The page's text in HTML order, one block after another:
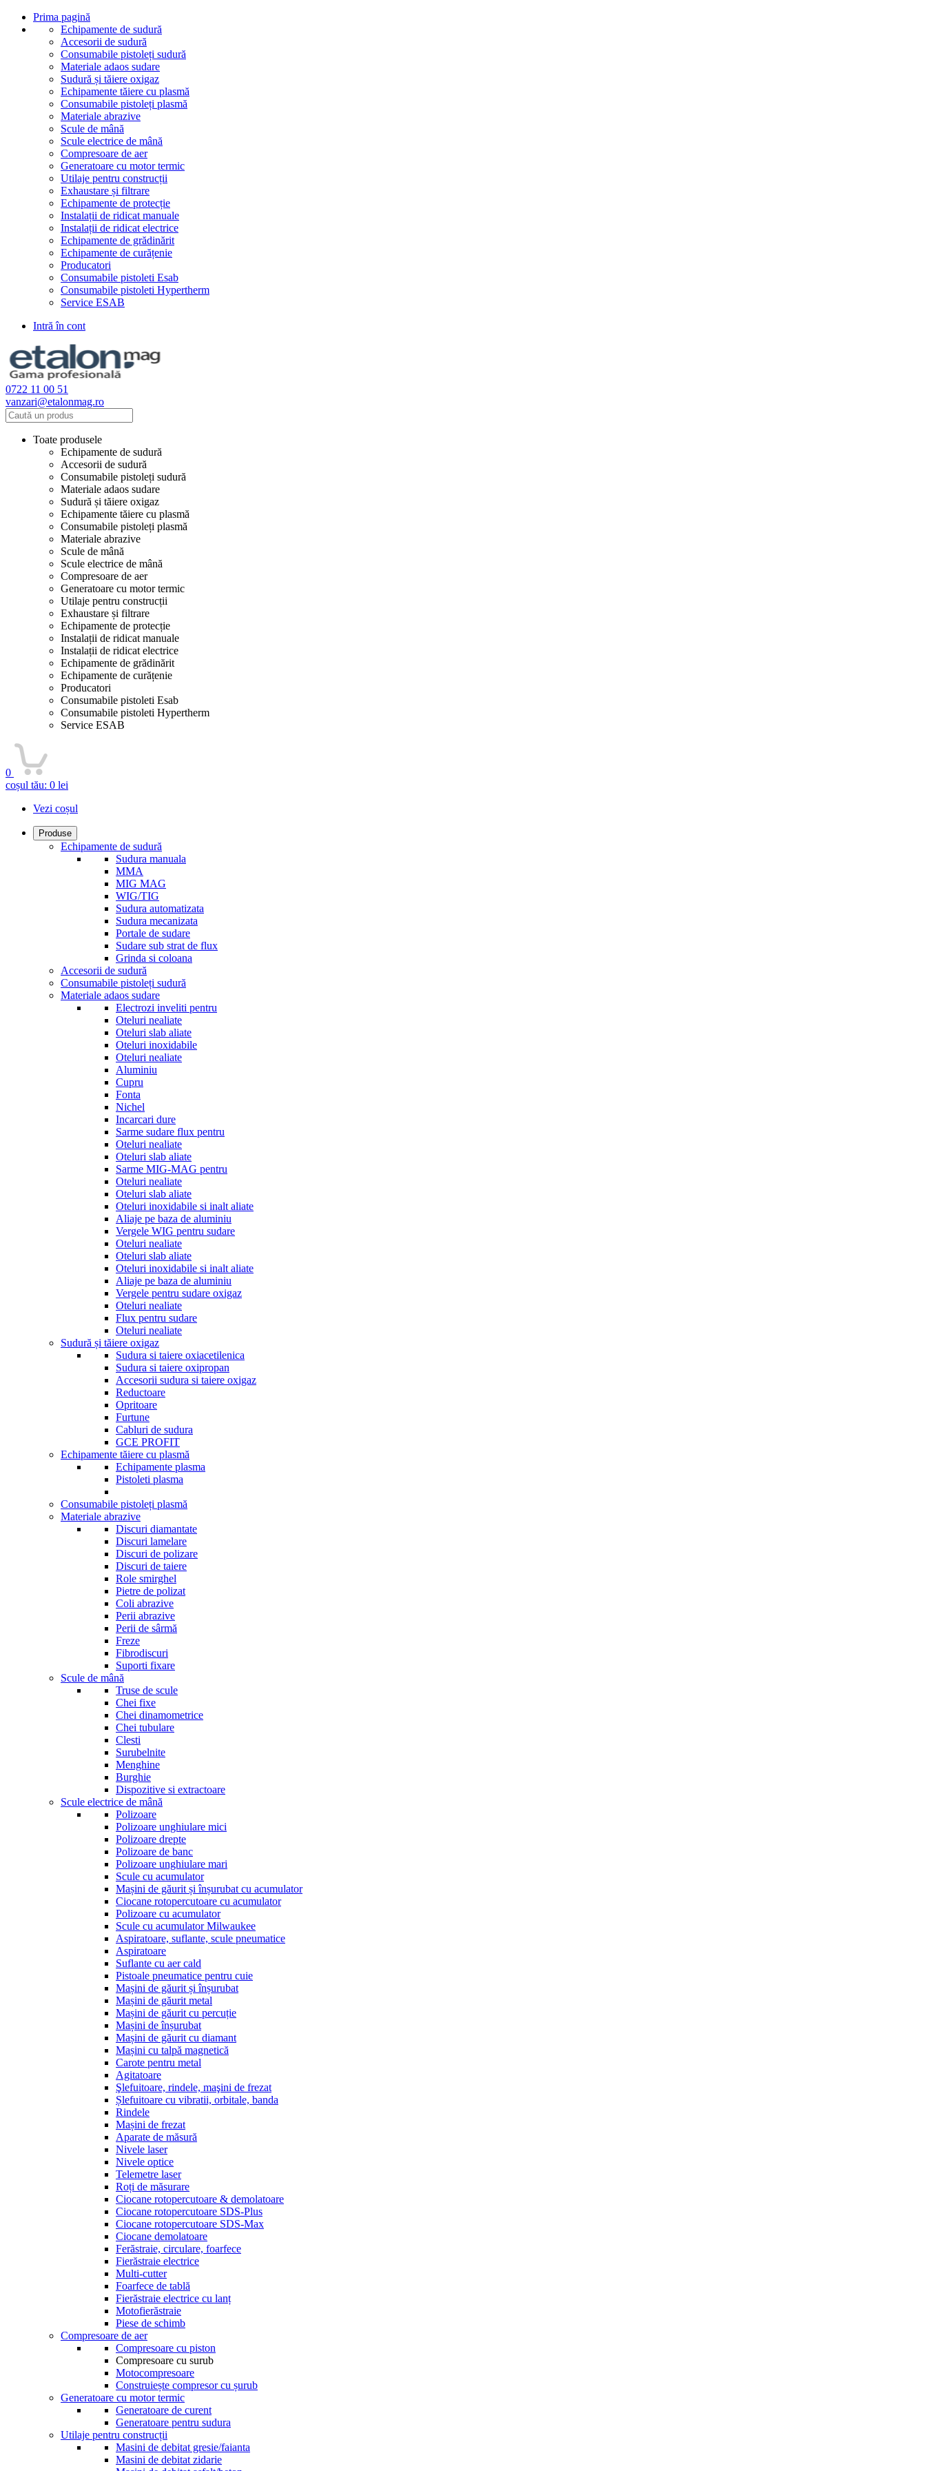
Prima pagină
Echipamente de sudură
Accesorii de sudură
Consumabile pistoleți sudură
Materiale adaos sudare
Sudură și tăiere oxigaz
Echipamente tăiere cu plasmă
Consumabile pistoleți plasmă
Materiale abrazive
Scule de mână
Scule electrice de mână
Compresoare de aer
Generatoare cu motor termic
Utilaje pentru construcții
Exhaustare și filtrare
Echipamente de protecție
Instalații de ridicat manuale
Instalații de ridicat electrice
Echipamente de grădinărit
Echipamente de curățenie
Producatori
Consumabile pistoleti Esab
Consumabile pistoleti Hypertherm
Service ESAB
Intră în cont
0722 11 00 51
vanzari@etalonmag.ro
Toate produsele
Echipamente de sudură
Accesorii de sudură
Consumabile pistoleți sudură
Materiale adaos sudare
Sudură și tăiere oxigaz
Echipamente tăiere cu plasmă
Consumabile pistoleți plasmă
Materiale abrazive
Scule de mână
Scule electrice de mână
Compresoare de aer
Generatoare cu motor termic
Utilaje pentru construcții
Exhaustare și filtrare
Echipamente de protecție
Instalații de ridicat manuale
Instalații de ridicat electrice
Echipamente de grădinărit
Echipamente de curățenie
Producatori
Consumabile pistoleti Esab
Consumabile pistoleti Hypertherm
Service ESAB
0
coșul tău: 0 lei
Vezi coșul
Produse
Echipamente de sudură
Sudura manuala
MMA
MIG MAG
WIG/TIG
Sudura automatizata
Sudura mecanizata
Portale de sudare
Sudare sub strat de flux
Grinda si coloana
Accesorii de sudură
Consumabile pistoleți sudură
Materiale adaos sudare
Electrozi inveliti pentru
Oteluri nealiate
Oteluri slab aliate
Oteluri inoxidabile
Oteluri nealiate
Aluminiu
Cupru
Fonta
Nichel
Incarcari dure
Sarme sudare flux pentru
Oteluri nealiate
Oteluri slab aliate
Sarme MIG-MAG pentru
Oteluri nealiate
Oteluri slab aliate
Oteluri inoxidabile si inalt aliate
Aliaje pe baza de aluminiu
Vergele WIG pentru sudare
Oteluri nealiate
Oteluri slab aliate
Oteluri inoxidabile si inalt aliate
Aliaje pe baza de aluminiu
Vergele pentru sudare oxigaz
Oteluri nealiate
Flux pentru sudare
Oteluri nealiate
Sudură și tăiere oxigaz
Sudura si taiere oxiacetilenica
Sudura si taiere oxipropan
Accesorii sudura si taiere oxigaz
Reductoare
Opritoare
Furtune
Cabluri de sudura
GCE PROFIT
Echipamente tăiere cu plasmă
Echipamente plasma
Pistoleti plasma
Consumabile pistoleți plasmă
Materiale abrazive
Discuri diamantate
Discuri lamelare
Discuri de polizare
Discuri de taiere
Role smirghel
Pietre de polizat
Coli abrazive
Perii abrazive
Perii de sârmă
Freze
Fibrodiscuri
Suporti fixare
Scule de mână
Truse de scule
Chei fixe
Chei dinamometrice
Chei tubulare
Clesti
Surubelnite
Menghine
Burghie
Dispozitive si extractoare
Scule electrice de mână
Polizoare
Polizoare unghiulare mici
Polizoare drepte
Polizoare de banc
Polizoare unghiulare mari
Scule cu acumulator
Mașini de găurit și înșurubat cu acumulator
Ciocane rotopercutoare cu acumulator
Polizoare cu acumulator
Scule cu acumulator Milwaukee
Aspiratoare, suflante, scule pneumatice
Aspiratoare
Suflante cu aer cald
Pistoale pneumatice pentru cuie
Mașini de găurit și înșurubat
Mașini de găurit metal
Mașini de găurit cu percuție
Mașini de înșurubat
Mașini de găurit cu diamant
Mașini cu talpă magnetică
Carote pentru metal
Agitatoare
Şlefuitoare, rindele, maşini de frezat
Șlefuitoare cu vibratii, orbitale, banda
Rindele
Mașini de frezat
Aparate de măsură
Nivele laser
Nivele optice
Telemetre laser
Roți de măsurare
Ciocane rotopercutoare & demolatoare
Ciocane rotopercutoare SDS-Plus
Ciocane rotopercutoare SDS-Max
Ciocane demolatoare
Ferăstraie, circulare, foarfece
Fierăstraie electrice
Multi-cutter
Foarfece de tablă
Fierăstraie electrice cu lanț
Motofierăstraie
Piese de schimb
Compresoare de aer
Compresoare cu piston
Compresoare cu surub
Motocompresoare
Construiește compresor cu șurub
Generatoare cu motor termic
Generatoare de curent
Generatoare pentru sudura
Utilaje pentru construcții
Masini de debitat gresie/faianta
Masini de debitat zidarie